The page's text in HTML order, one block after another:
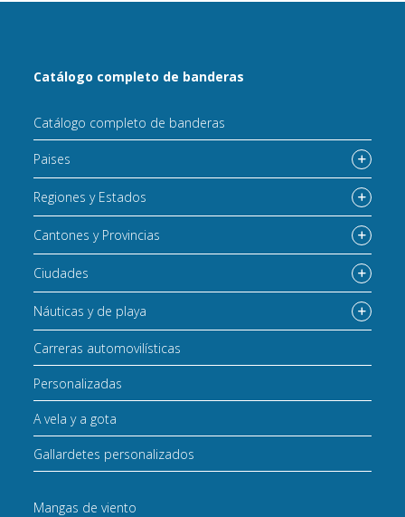
Catálogo completo de banderas
Catálogo completo de banderas
Paises
Regiones y Estados
Cantones y Provincias
Ciudades
Náuticas y de playa
Carreras automovilísticas
Personalizadas
A vela y a gota
Gallardetes personalizados
Mangas de viento